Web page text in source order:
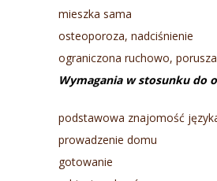
mieszka sama
osteoporoza, nadciśnienie
ograniczona ruchowo,
Wymagania w stosunku do
podstawowa znajomość
prowadzenie domu
gotowanie